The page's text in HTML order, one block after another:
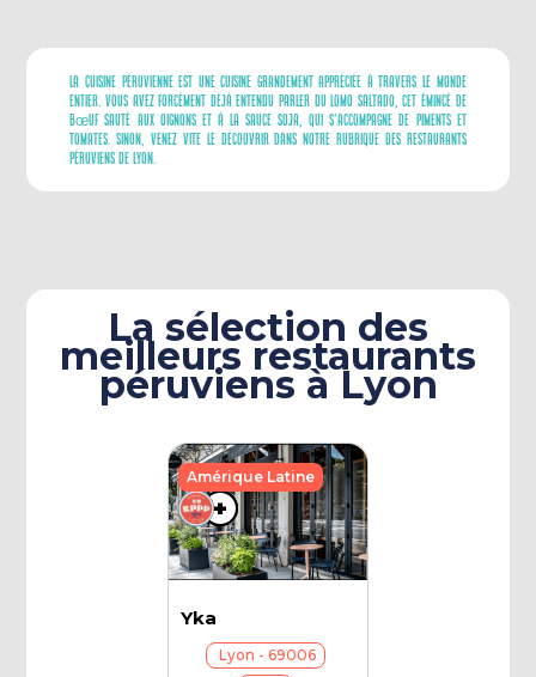
La Cuisine Péruvienne Est Une Cuisine Grandement Appréciée À Travers Le Monde
Entier. Vous Avez Forcément Déjà Entendu Parler Du Lomo Saltado, Cet Émincé De
Bœuf Sauté Aux Oignons Et À La Sauce Soja, Qui S’accompagne De Piments Et
Tomates. Sinon, Venez Vite Le Découvrir Dans Notre Rubrique Des Restaurants
Péruviens De Lyon.
La sélection des
meilleurs restaurants
péruviens à Lyon
+
+
Yka
Lyon - 69006
Amérique Latine